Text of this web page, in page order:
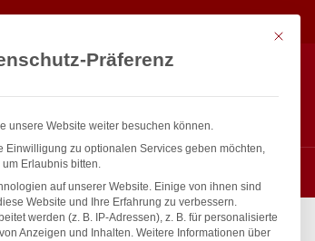
MwSt. In den Warenkorb
Mit
Präferenz
unsere Website weiter besuchen können.
Einwilligung zu optionalen Services geben möchten,
Erlaubnis bitten.
auf unserer Website. Einige von ihnen sind
Website und Ihre Erfahrung zu verbessern.
werden (z. B. IP-Adressen), z. B. für personalisierte
Anzeigen und Inhalten. Weitere Informationen über